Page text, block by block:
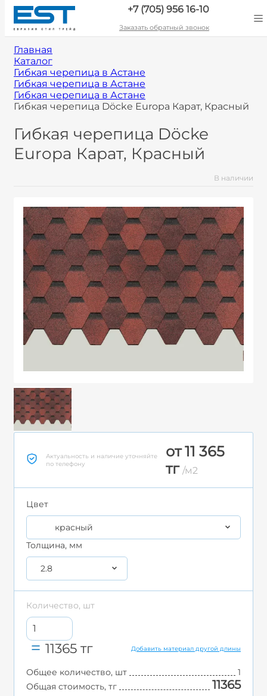
+7 (705) 956 16-10
Заказать обратный звонок
Главная
Каталог
Гибкая черепица в Астане
Гибкая черепица в Астане
Гибкая черепица в Астане
Гибкая черепица Döcke Europa Карат, Красный
Гибкая черепица Döcke
Europa Карат, Красный
В наличии
Актуальность и наличие уточняйте
по телефону
от 11 365
тг /м2
Цвет
красный
Толщина, мм
2.8
Количество, шт
11365 тг Добавить материал другой длины
Общее количество, шт
1
Общая стоимость, тг
11365